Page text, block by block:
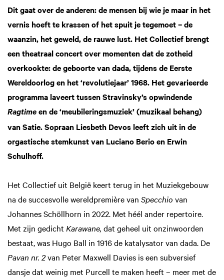
Dit gaat over de anderen: de mensen bij wie je maar in het
vernis hoeft te krassen of het spuit je tegemoet – de
waanzin, het geweld, de rauwe lust. Het Collectief brengt
een theatraal concert over momenten dat de zotheid
overkookte: de geboorte van dada, tijdens de Eerste
Wereldoorlog en het ‘revolutiejaar’ 1968. Het gevarieerde
programma laveert tussen Stravinsky’s opwindende
Ragtime en de ‘meubileringsmuziek’ (muzikaal behang)
van Satie. Sopraan Liesbeth Devos leeft zich uit in de
orgastische stemkunst van Luciano Berio en Erwin
Schulhoff.
Het Collectief uit België keert terug in het Muziekgebouw
na de succesvolle wereldpremière van Specchio van
Johannes Schöllhorn in 2022. Met héél ander repertoire.
Met zijn gedicht Karawane, dat geheel uit onzinwoorden
bestaat, was Hugo Ball in 1916 de katalysator van dada. De
Pavan nr. 2van Peter Maxwell Davies is een subversief
dansje dat weinig met Purcell te maken heeft – meer met de